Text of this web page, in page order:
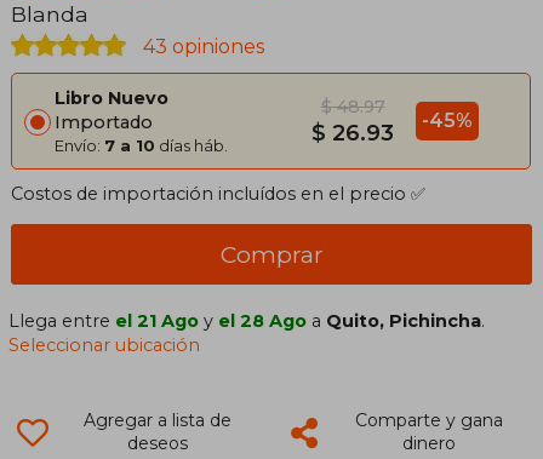
Blanda
43 opiniones
Libro Nuevo
Importado
Envío: 7 a 10 días háb.
$ 48.97
$ 26.93 -45%
Costos de importación incluídos en el precio ✅
Comprar
Llega entre el 21 Ago y el 28 Ago a Quito, Pichincha.
Seleccionar ubicación
Agregar a lista de
deseos
Comparte y gana
dinero